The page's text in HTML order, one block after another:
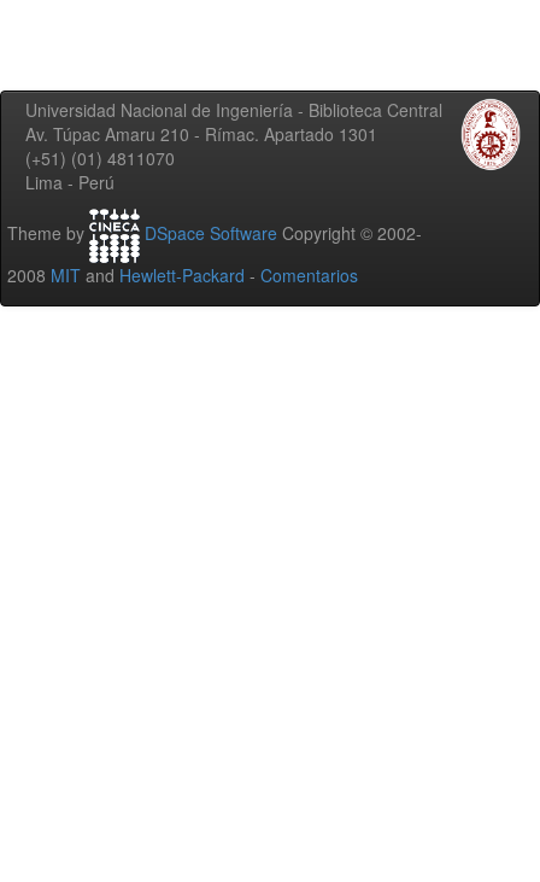
Universidad Nacional de Ingeniería - Biblioteca Central
Av. Túpac Amaru 210 - Rímac. Apartado 1301
(+51) (01) 4811070
Lima - Perú
Theme by DSpace Software Copyright © 2002-
2008 MIT and Hewlett-Packard - Comentarios